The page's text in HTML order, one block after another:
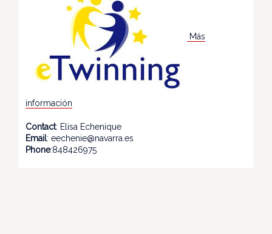
Más
información
Contact: Elisa Echenique
Email: eechenie@navarra.es
Phone:848426975